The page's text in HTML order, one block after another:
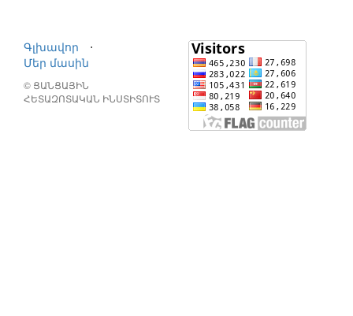
Գլխավոր
⋅
Մեր մասին
© ՑԱՆՑԱՅԻՆ
ՀԵՏԱԶՈՏԱԿԱՆ ԻՆՍՏԻՏՈՒՏ